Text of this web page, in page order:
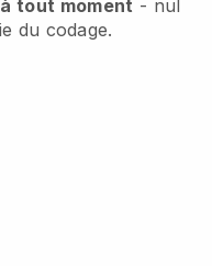
tout moment - nul
du codage.